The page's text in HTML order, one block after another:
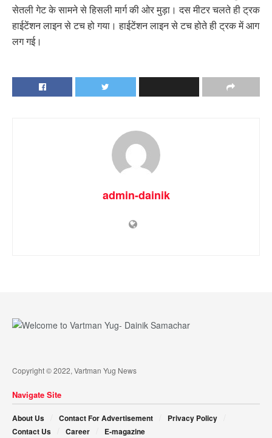
सेतली गेट के सामने से हिसली मार्ग की ओर मुड़ा। दस मीटर चलते ही ट्रक
हाईटेंशन लाइन से टच हो गया। हाईटेंशन लाइन से टच होते ही ट्रक में आग
लग गई।
admin-dainik
Copyright © 2022, Vartman Yug News
Navigate Site
About Us Contact For Advertisement
Privacy Policy
Contact Us
Career E-magazine